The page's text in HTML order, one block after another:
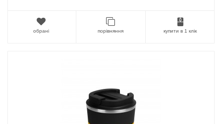
обрані порівняння купити в 1 клік